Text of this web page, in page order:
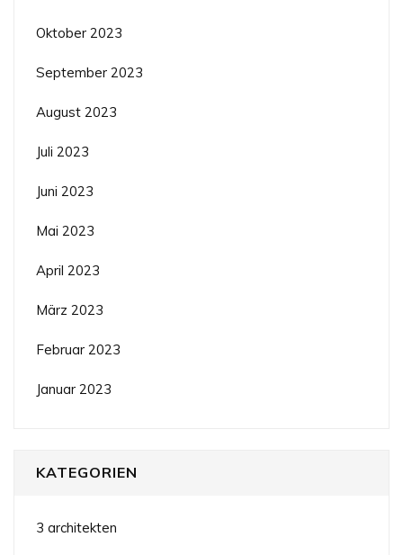
Oktober 2023
September 2023
August 2023
Juli 2023
Juni 2023
Mai 2023
April 2023
März 2023
Februar 2023
Januar 2023
KATEGORIEN
3 architekten